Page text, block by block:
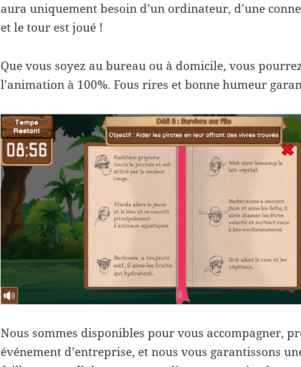
aura uniquement besoin d’un ordinateur, d’une
et le tour est joué !
Que vous soyez au bureau ou à domicile, vous
l’animation à 100%. Fous rires et bonne humeur
Nous sommes disponibles pour vous accompagner,
événement d’entreprise, et nous vous garantissons